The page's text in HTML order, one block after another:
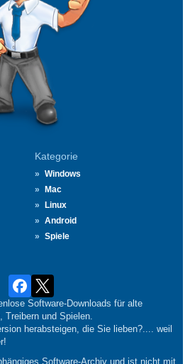
Kategorie
Windows
Mac
Linux
Android
Spiele
Software-Downloads für alte
Treibern und Spielen.
herabsteigen, die Sie lieben?.... weil
Software-Archiv und ist nicht mit